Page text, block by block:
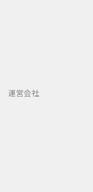
運営会社